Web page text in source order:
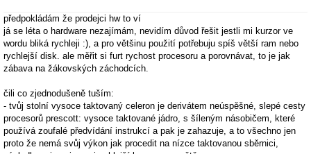
předpokládám že prodejci hw to ví
já se léta o hardware nezajímám, nevidím důvod řešit jestli mi kurzor ve
wordu bliká rychleji :), a pro většinu použití potřebuju spíš větší ram nebo
rychlejší disk. ale měřit si furt rychost procesoru a porovnávat, to je jak
zábava na žákovských záchodcích.
čili co zjednodušeně tuším:
- tvůj stolní vysoce taktovaný celeron je derivátem neúspěšné, slepé cesty
procesorů prescott: vysoce taktované jádro, s šíleným násobičem, které
používá zoufalé předvídání instrukcí a pak je zahazuje, a to všechno jen
proto že nemá svůj výkon jak procedit na nízce taktovanou sběrnici,